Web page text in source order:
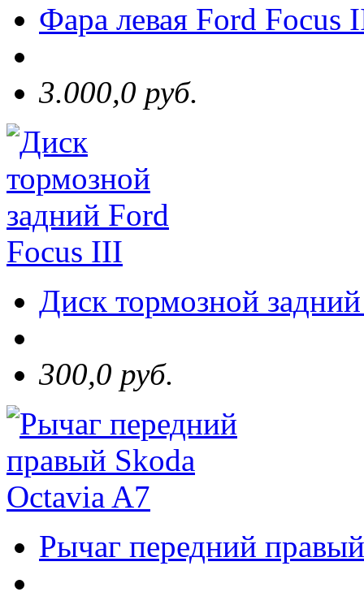
Фара левая Ford Focus
3.000,0 руб.
Диск тормозной
300,0 руб.
Рычаг передний